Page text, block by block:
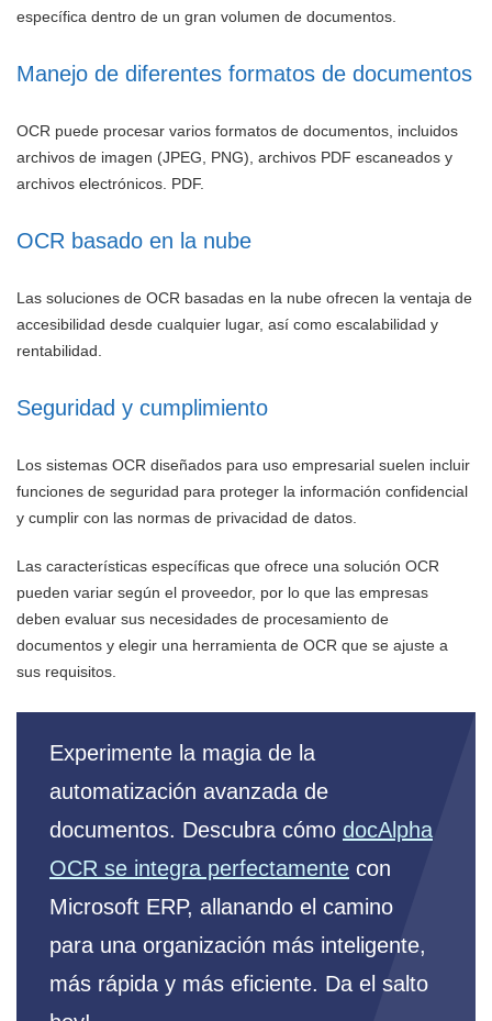
específica dentro de un gran volumen de documentos.
Manejo de diferentes formatos de documentos
OCR puede procesar varios formatos de documentos, incluidos
archivos de imagen (JPEG, PNG), archivos PDF escaneados y
archivos electrónicos. PDF.
OCR basado en la nube
Las soluciones de OCR basadas en la nube ofrecen la ventaja de
accesibilidad desde cualquier lugar, así como escalabilidad y
rentabilidad.
Seguridad y cumplimiento
Los sistemas OCR diseñados para uso empresarial suelen incluir
funciones de seguridad para proteger la información confidencial
y cumplir con las normas de privacidad de datos.
Las características específicas que ofrece una solución OCR
pueden variar según el proveedor, por lo que las empresas
deben evaluar sus necesidades de procesamiento de
documentos y elegir una herramienta de OCR que se ajuste a
sus requisitos.
Experimente la magia de la
automatización avanzada de
documentos. Descubra cómo docAlpha
OCR se integra perfectamente con
Microsoft ERP, allanando el camino
para una organización más inteligente,
más rápida y más eficiente. Da el salto